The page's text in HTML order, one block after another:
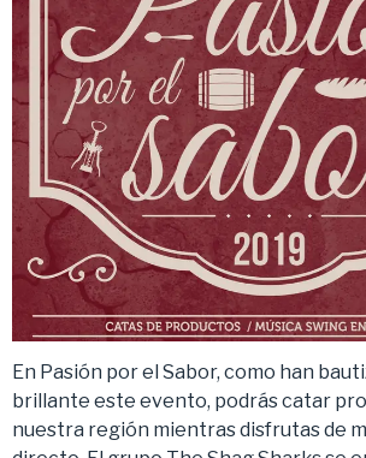
En Pasión por el Sabor, como han
brillante este evento, podrás catar
nuestra región mientras disfrutas de